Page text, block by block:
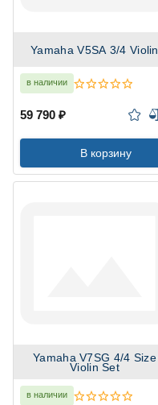
Yamaha V5SA 3/4 Violin
в наличии
59 790 ₽
В корзину
Yamaha V7SG 4/4 Size
Violin Set
в наличии